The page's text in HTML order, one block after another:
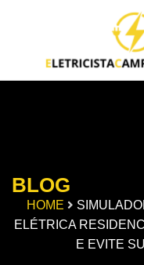
BLOG
HOME
ELÉTRICA
E EVITE